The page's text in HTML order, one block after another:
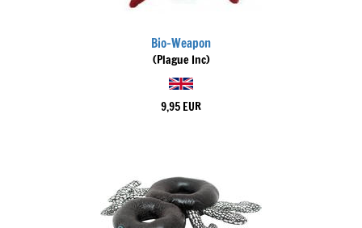
Bio-Weapon
(Plague Inc)
9,95 EUR